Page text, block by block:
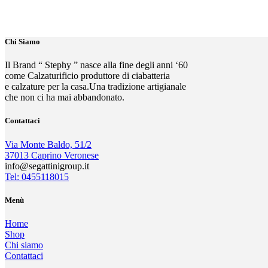
Chi Siamo
Il Brand “ Stephy ” nasce alla fine degli anni ‘60
come Calzaturificio produttore di ciabatteria
e calzature per la casa.Una tradizione artigianale
che non ci ha mai abbandonato.
Contattaci
Via Monte Baldo, 51/2
37013 Caprino Veronese
info@segattinigroup.it
Tel: 0455118015
Menù
Home
Shop
Chi siamo
Contattaci